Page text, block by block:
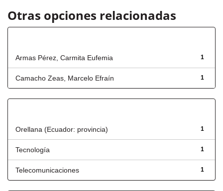
Otras opciones relacionadas
1
Armas Pérez, Carmita Eufemia
1
Camacho Zeas, Marcelo Efraín
1
Orellana (Ecuador: provincia)
1
Tecnología
1
Telecomunicaciones